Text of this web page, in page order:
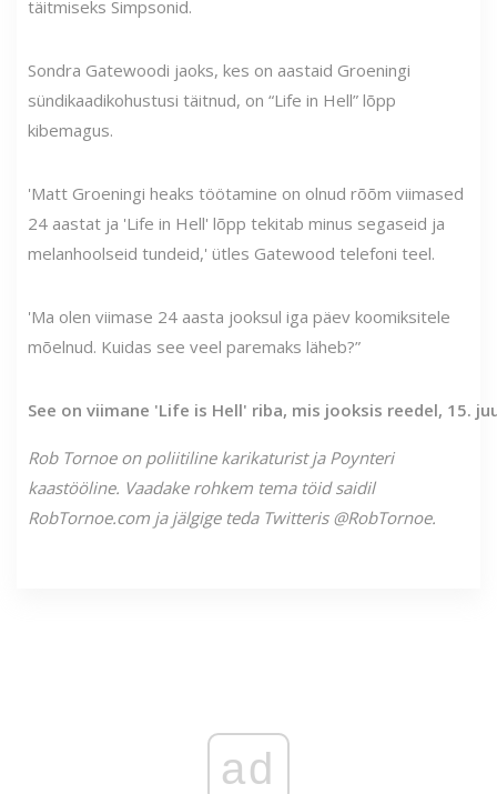
täitmiseks Simpsonid.
Sondra Gatewoodi jaoks, kes on aastaid Groeningi
sündikaadikohustusi täitnud, on “Life in Hell” lõpp
kibemagus.
'Matt Groeningi heaks töötamine on olnud rõõm viimased
24 aastat ja 'Life in Hell' lõpp tekitab minus segaseid ja
melanhoolseid tundeid,' ütles Gatewood telefoni teel.
'Ma olen viimase 24 aasta jooksul iga päev koomiksitele
mõelnud. Kuidas see veel paremaks läheb?”
See on viimane 'Life is Hell' riba, mis jooksis reedel, 15.
Rob Tornoe on poliitiline karikaturist ja Poynteri
kaastööline. Vaadake rohkem tema töid saidil
RobTornoe.com ja jälgige teda Twitteris @RobTornoe.
ad